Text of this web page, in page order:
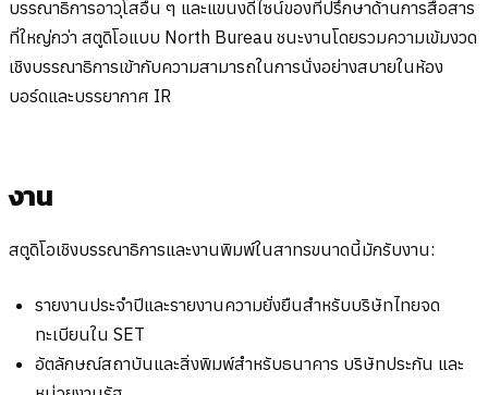
บรรณาธิการอาวุโสอื่น ๆ และแขนงดีไซน์ของที่ปรึกษาด้านการสื่อสาร
ที่ใหญ่กว่า สตูดิโอแบบ North Bureau ชนะงานโดยรวมความเข้มงวด
เชิงบรรณาธิการเข้ากับความสามารถในการนั่งอย่างสบายในห้อง
บอร์ดและบรรยากาศ IR
งาน
สตูดิโอเชิงบรรณาธิการและงานพิมพ์ในสาทรขนาดนี้มักรับงาน:
รายงานประจำปีและรายงานความยั่งยืนสำหรับบริษัทไทยจด
ทะเบียนใน SET
อัตลักษณ์สถาบันและสิ่งพิมพ์สำหรับธนาคาร บริษัทประกัน และ